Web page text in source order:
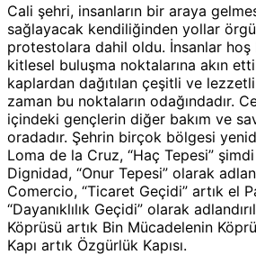
Cali şehri, insanların bir araya
sağlayacak kendiliğinden yollar
protestolara dahil oldu. İnsanlar hoş
kitlesel buluşma noktalarına akın
kaplardan dağıtılan çeşitli ve
zaman bu noktaların odağındadır.
içindeki gençlerin diğer bakım ve
oradadır. Şehrin birçok bölgesi
Loma de la Cruz, “Haç Tepesi”
Dignidad, “Onur Tepesi” olarak
Comercio, “Ticaret Geçidi” artık el
“Dayanıklılık Geçidi” olarak
Köprüsü artık Bin Mücadelenin
Kapı artık Özgürlük Kapısı.